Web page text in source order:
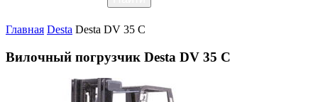
Главная Desta Desta DV 35 C
Вилочный погрузчик Desta DV 35 C